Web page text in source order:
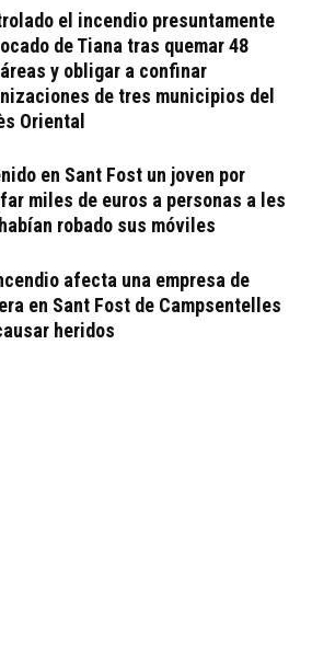
el incendio presuntamente
de Tiana tras quemar 48
y obligar a confinar
de tres municipios del
Oriental
en Sant Fost un joven por
miles de euros a personas a les
robado sus móviles
afecta una empresa de
en Sant Fost de Campsentelles
heridos